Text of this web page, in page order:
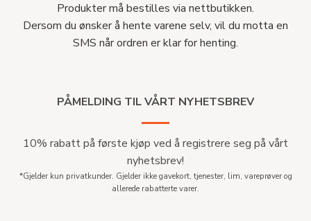
Produkter må bestilles via nettbutikken.
Dersom du ønsker å hente varene selv, vil du motta en
SMS når ordren er klar for henting.
PÅMELDING TIL VÅRT NYHETSBREV
10% rabatt på første kjøp ved å registrere seg på vårt
nyhetsbrev!
*Gjelder kun privatkunder. Gjelder ikke gavekort, tjenester, lim, vareprøver og
allerede rabatterte varer.